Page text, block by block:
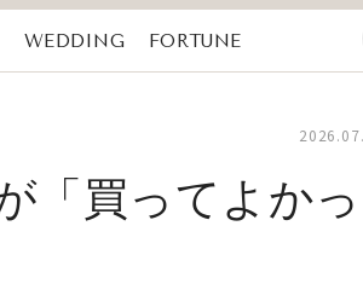
WEDDING
FORTUNE
「買ってよかっ